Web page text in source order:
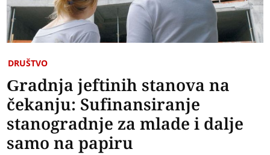
DRUŠTVO
Gradnja jeftinih stanova na
čekanju: Sufinansiranje
stanogradnje za mlade i dalje
samo na papiru